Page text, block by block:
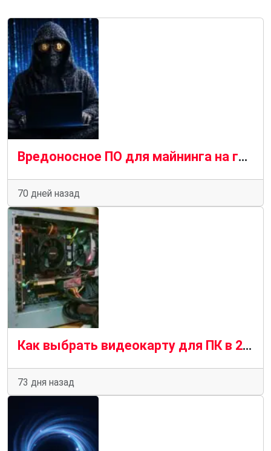
Вредоносное ПО для майнинга на графических процессорах распространяется с помощью SEO-отравления и чат-ботов с искусственным интеллектом
70 дней назад
Как выбрать видеокарту для ПК в 2026 году — подробное руководство
73 дня назад